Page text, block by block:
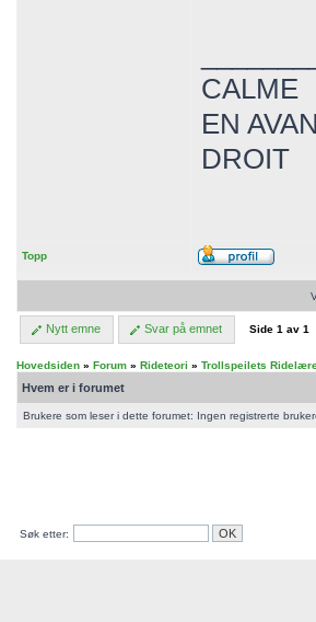
CALME
EN
DROIT
Topp
Nytt emne Svar på emnet Side 1 av 1
Hovedsiden » Forum » Rideteori » Trollspeilets
Hvem er i forumet
Brukere som leser i dette forumet: Ingen registrerte
Søk etter: